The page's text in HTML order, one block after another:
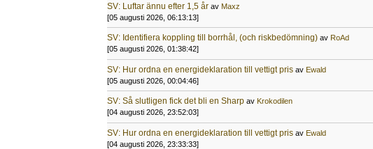
SV: Luftar ännu efter 1,5 år av Maxz
[05 augusti 2026, 06:13:13]
SV: Identifiera koppling till borrhål, (och riskbedömning) av RoAd
[05 augusti 2026, 01:38:42]
SV: Hur ordna en energideklaration till vettigt pris av Ewald
[05 augusti 2026, 00:04:46]
SV: Så slutligen fick det bli en Sharp av Krokodilen
[04 augusti 2026, 23:52:03]
SV: Hur ordna en energideklaration till vettigt pris av Ewald
[04 augusti 2026, 23:33:33]